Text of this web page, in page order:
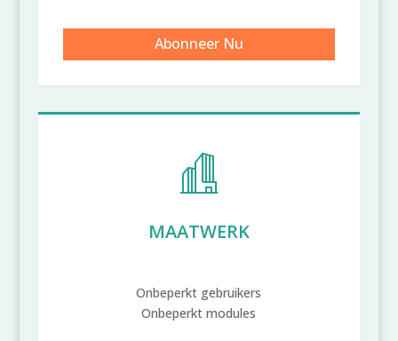
Abonneer Nu
MAATWERK
Onbeperkt gebruikers
Onbeperkt modules